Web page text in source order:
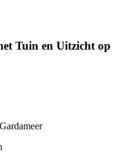
Tuin en Uitzicht op